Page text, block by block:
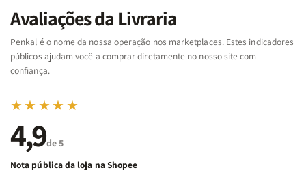
Bíblia
-
Penkal
da
Bíblia
-
Penkal
Avaliações da Livraria
Penkal é o nome da nossa operação nos marketplaces. Estes indicadores
públicos ajudam você a comprar diretamente no nosso site com
confiança.
★★★★★
4,9de 5
Nota pública da loja na Shopee